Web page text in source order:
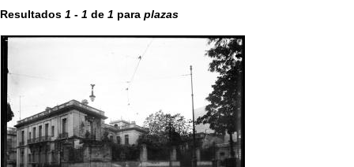
Resultados 1 - 1 de 1 para plazas